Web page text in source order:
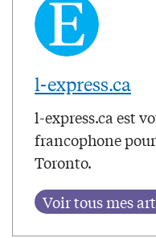
l-express.ca
l-express.ca est
francophone
Toronto.